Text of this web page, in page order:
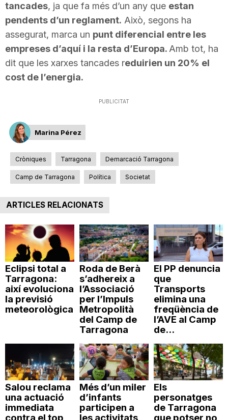
a
tancades, ja que fa més d’un any que estan
pendents d’un reglament. Això, segons ha
assegurat, marca un punt diferencial entre les
empreses d’aquí i la resta d’Europa. Amb tot, ha
dit que les xarxes tancades reduirien un 20% el
cost de l’energia.
PUBLICITAT
Marina Pérez
Cròniques Tarragona Demarcació Tarragona
Camp de Tarragona Política Societat
ARTICLES RELACIONATS
Eclipsi total a
Tarragona:
així evoluciona
la previsió
meteorològica
Roda de Berà
s’adhereix a
l’Associació
per l’Impuls
Metropolità
del Camp de
Tarragona
El PP denuncia
que
Transports
elimina una
freqüència de
l’AVE al Camp
de...
Salou reclama
una actuació
immediata
Més d’un miler
d’infants
participen a
Els
personatges
de Tarragona